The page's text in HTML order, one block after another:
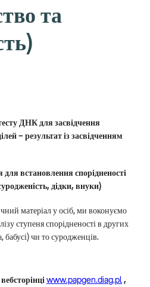
та
ДНК для засвідчення
– результат із засвідченням
встановлення спорідненості
, дідки, внуки)
матеріал у осіб, ми воконуємо
ступеня спорідненості в других
бабусі) чи то суродженців.
www.papgen.diag.pl ,